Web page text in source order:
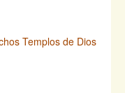
Templos de Dios